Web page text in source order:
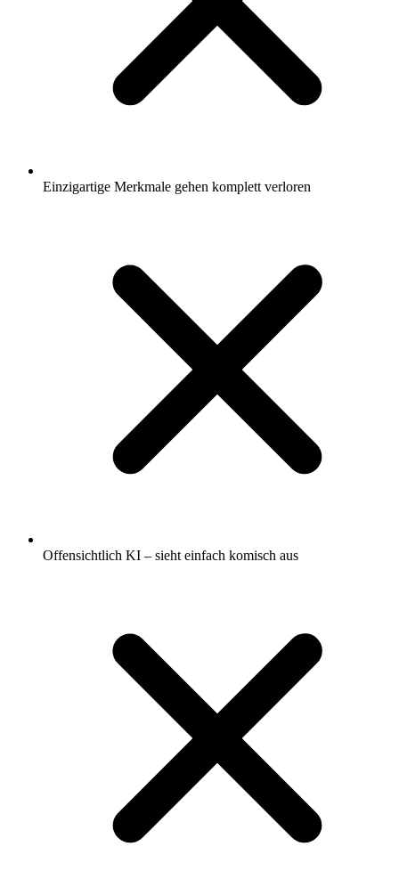
Einzigartige Merkmale gehen komplett verloren
Offensichtlich KI – sieht einfach komisch aus